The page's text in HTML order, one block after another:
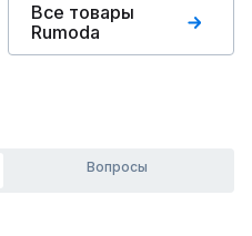
Все товары
Rumoda
Вопросы